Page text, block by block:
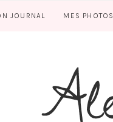
JOURNAL MES PHOTOS